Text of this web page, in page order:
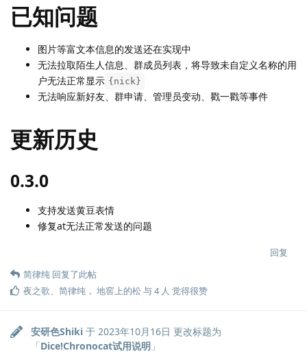
已知问题
图片等富文本信息的发送还在实现中
无法拉取陌生人信息、群成员列表，将导致未自定义名称的用
户无法正常显示 {nick}
无法响应新好友、群申请、管理员变动、戳一戳等事件
更新历史
0.3.0
支持发送黄豆表情
修复at无法正常发送的问题
回复
简律纯 回复了此帖
夜之歌、 简律纯 ， 地窖上的松与4人 觉得很赞
安研色Shiki 于 2023年10月16日 更改标题为
「Dice!Chronocat试用说明 」